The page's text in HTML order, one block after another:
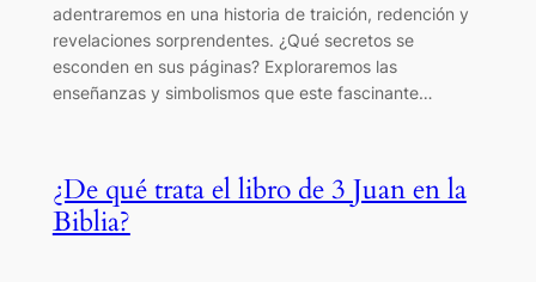
adentraremos en una historia de traición, redención y
revelaciones sorprendentes. ¿Qué secretos se
esconden en sus páginas? Exploraremos las
enseñanzas y simbolismos que este fascinante…
¿De qué trata el libro de 3 Juan en la
Biblia?